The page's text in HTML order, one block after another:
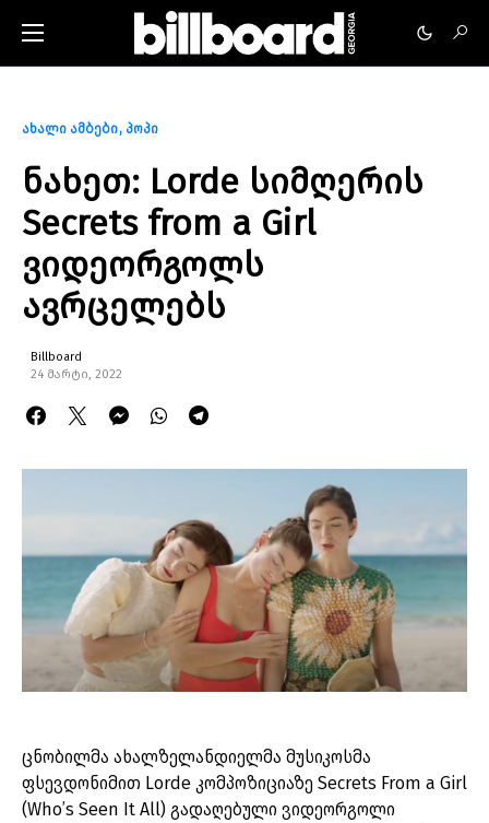
ახალი ამბები პოპი
ნახეთ: Lorde სიმღერის
Secrets from a Girl
ვიდეორგოლს
ავრცელებს
Billboard
24 მარტი, 2022
ცნობილმა ახალზელანდიელმა მუსიკოსმა
ფსევდონიმით Lorde კომპოზიციაზე Secrets From a Girl
(Who’s Seen It All) გადაღებული ვიდეორგოლი